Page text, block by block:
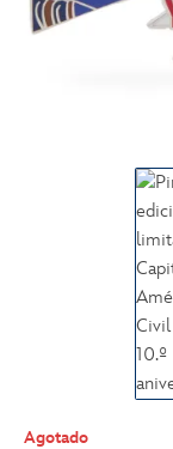
Agotado